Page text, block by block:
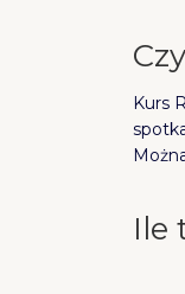
Kurs
Ile